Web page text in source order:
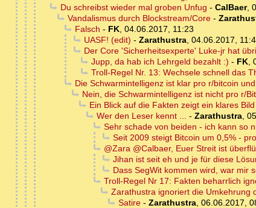
Du schreibst wieder mal groben Unfug - CalBaer,
Vandalismus durch Blockstream/Core-
Falsch - FK, 04.06.2017, 11:23
UASF! (edit) - Zarathustra, 04.06.2017,
Der Core 'Sicherheitsexperte' Luke-jr hat
Jupp, da hab ich Lehrgeld bezahlt :) - FK,
Troll-Regel Nr. 13: Wechsele schnell das
Die Schwarmintelligenz ist klar pro r/bitcoin
Nein, die Schwarmintelligenz ist nicht pro r/
Ein Blick auf die Fakten zeigt ein klares Bild
Wer den Leser kennt ... - Zarathustra,
Sehr schade von beiden - ich kann so
Seit 2009 steigt Bitcoin um 0,5% -
@Zara @Calbaer, Euer Streit ist
Jihan ist seit eh und je für diese
Dass SegWit kommen wird, war mir
Troll-Regel Nr 17: Fakten beharrlich
Zarathustra ignoriert die Umkehrung
Satire- Zarathustra, 06.06.2017,